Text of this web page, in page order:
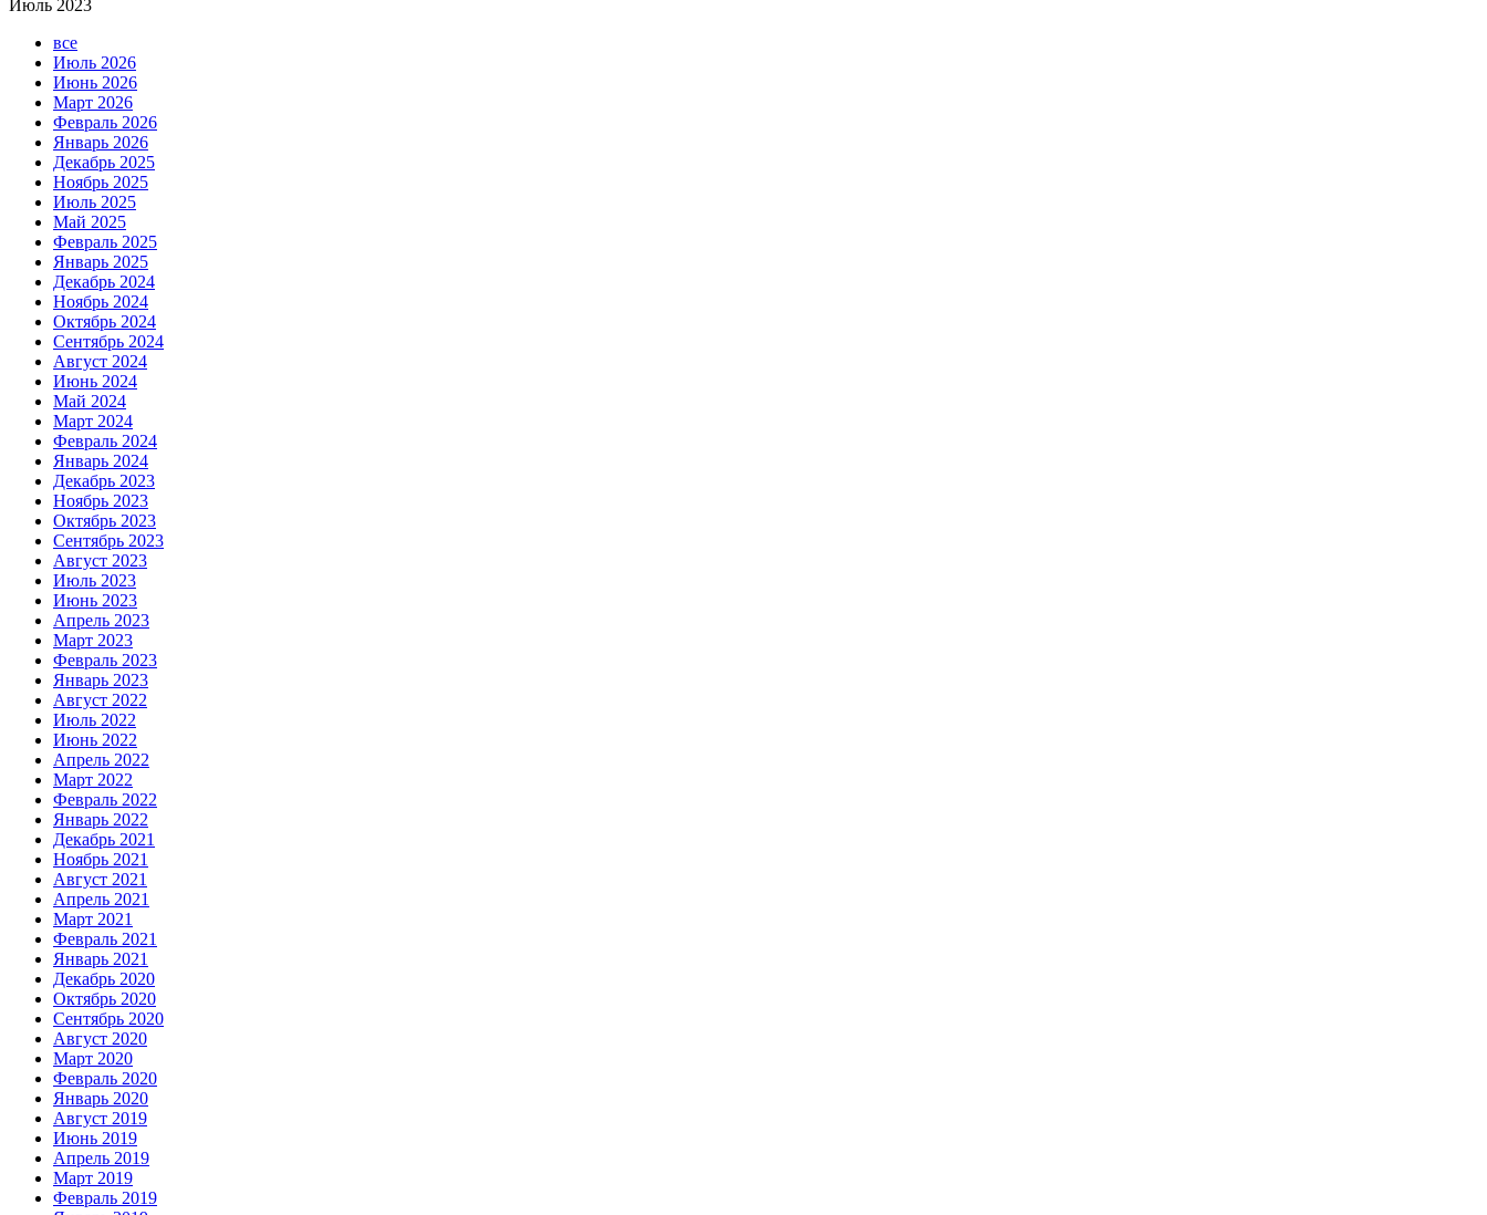
Июль 2023
все
Июль 2026
Июнь 2026
Март 2026
Февраль 2026
Январь 2026
Декабрь 2025
Ноябрь 2025
Июль 2025
Май 2025
Февраль 2025
Январь 2025
Декабрь 2024
Ноябрь 2024
Октябрь 2024
Сентябрь 2024
Август 2024
Июнь 2024
Май 2024
Март 2024
Февраль 2024
Январь 2024
Декабрь 2023
Ноябрь 2023
Октябрь 2023
Сентябрь 2023
Август 2023
Июль 2023
Июнь 2023
Апрель 2023
Март 2023
Февраль 2023
Январь 2023
Август 2022
Июль 2022
Июнь 2022
Апрель 2022
Март 2022
Февраль 2022
Январь 2022
Декабрь 2021
Ноябрь 2021
Август 2021
Апрель 2021
Март 2021
Февраль 2021
Январь 2021
Декабрь 2020
Октябрь 2020
Сентябрь 2020
Август 2020
Март 2020
Февраль 2020
Январь 2020
Август 2019
Июнь 2019
Апрель 2019
Март 2019
Февраль 2019